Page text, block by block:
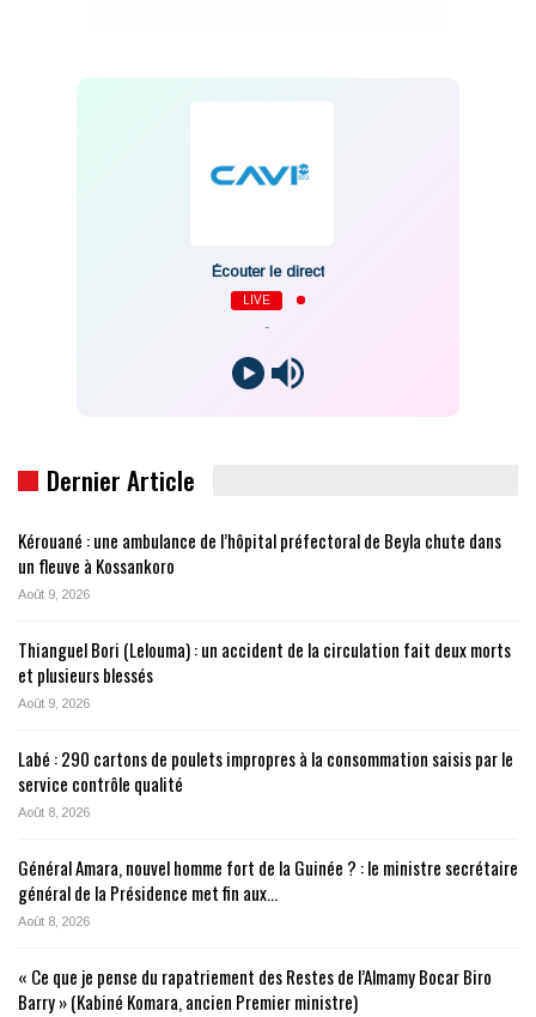
Écouter le direct
LIVE
Dernier Article
Kérouané : une ambulance de l’hôpital préfectoral de Beyla chute dans
un fleuve à Kossankoro
Août 9, 2026
Thianguel Bori (Lelouma) : un accident de la circulation fait deux morts
et plusieurs blessés
Août 9, 2026
Labé : 290 cartons de poulets impropres à la consommation saisis par le
service contrôle qualité
Août 8, 2026
Général Amara, nouvel homme fort de la Guinée ? : le ministre secrétaire
général de la Présidence met fin aux…
Août 8, 2026
« Ce que je pense du rapatriement des Restes de l’Almamy Bocar Biro
Barry » (Kabiné Komara, ancien Premier ministre)